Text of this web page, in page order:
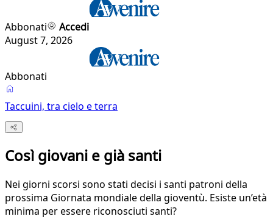
Abbonati
Accedi
August 7, 2026
Abbonati
Taccuini, tra cielo e terra
Così giovani e già santi
Nei giorni scorsi sono stati decisi i santi patroni della
prossima Giornata mondiale della gioventù. Esiste un’età
minima per essere riconosciuti santi?